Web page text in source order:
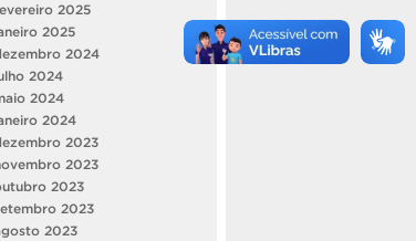
2025
2025
2024
2024
2024
2024
2023
2023
2023
2023
2023